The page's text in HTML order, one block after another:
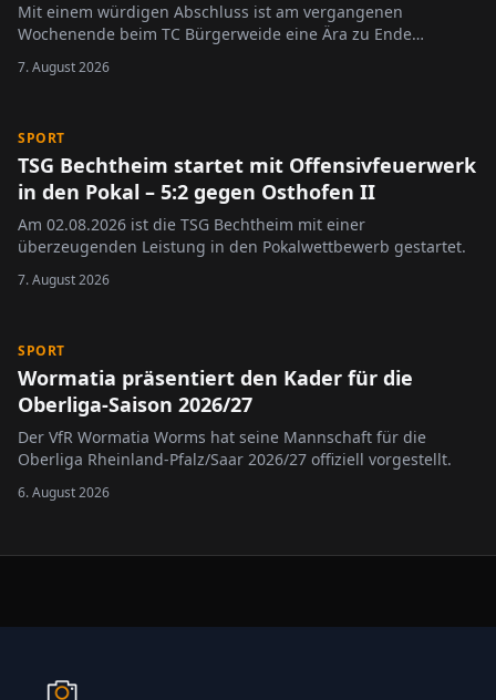
Mit einem würdigen Abschluss ist am vergangenen
Wochenende beim TC Bürgerweide eine Ära zu Ende
7. August 2026
SPORT
TSG Bechtheim startet mit Offensivfeuerwerk
in den Pokal – 5:2 gegen Osthofen II
Am 02.08.2026 ist die TSG Bechtheim mit einer
überzeugenden Leistung in den Pokalwettbewerb gestartet.
7. August 2026
SPORT
Wormatia präsentiert den Kader für die
Oberliga-Saison 2026/27
Der VfR Wormatia Worms hat seine Mannschaft für die
Oberliga Rheinland-Pfalz/Saar 2026/27 offiziell vorgestellt.
6. August 2026